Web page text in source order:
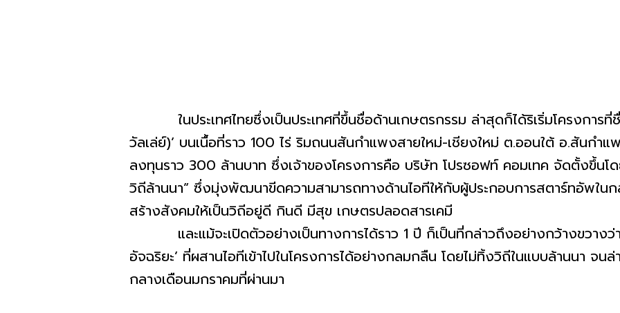
ในประเทศไทยซึ่งเป็นประเทศที่ขึ้นชื่อด้านเกษตรกรรม ล่าสุดก็ได้ริเริ่มโครงการที่
วัลเล่ย์)’ บนเนื้อที่ราว 100 ไร่ ริมถนนสันกำแพงสายใหม่-เชียงใหม่ ต.ออนใต้ อ.สันกำ
ลงทุนราว 300 ล้านบาท ซึ่งเจ้าของโครงการคือ บริษัท โปรซอฟท์ คอมเทค จัดตั้งขึ้นโด
วิถีล้านนา” ซึ่งมุ่งพัฒนาขีดความสามารถทางด้านไอทีให้กับผู้ประกอบการสตาร์ทอัพใน
สร้างสังคมให้เป็นวิถีอยู่ดี กินดี มีสุข เกษตรปลอดสารเคมี
และแม้จะเปิดตัวอย่างเป็นทางการได้ราว 1 ปี ก็เป็นที่กล่าวถึงอย่างกว้างขวางว่
อัจฉริยะ’ ที่ผสานไอทีเข้าไปในโครงการได้อย่างกลมกลืน โดยไม่ทิ้งวิถีในแบบล้านนา จ
กลางเดือนมกราคมที่ผ่านมา